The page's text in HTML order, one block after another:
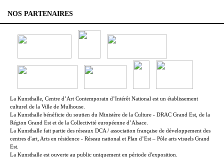
NOS PARTENAIRES
La Kunsthalle, Centre d’Art Contemporain d’Intérêt National est un établissement
culturel de la Ville de Mulhouse.
La Kunsthalle bénéficie du soutien du Ministère de la Culture - DRAC Grand Est, de la
Région Grand Est et de la Collectivité européenne d’Alsace.
La Kunsthalle fait partie des réseaux DCA / association française de développement des
centres d'art, Arts en résidence - Réseau national et Plan d’Est – Pôle arts visuels Grand
Est.
La Kunsthalle est ouverte au public uniquement en période d'exposition.